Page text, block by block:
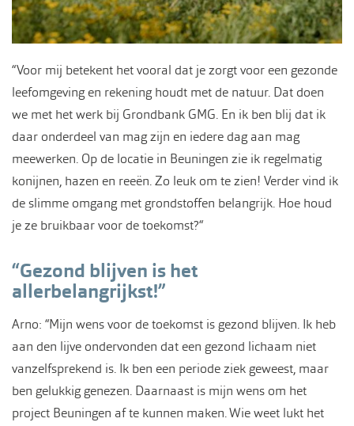
“Voor mij betekent het vooral dat je zorgt voor een gezonde
leefomgeving en rekening houdt met de natuur. Dat doen
we met het werk bij Grondbank GMG. En ik ben blij dat ik
daar onderdeel van mag zijn en iedere dag aan mag
meewerken. Op de locatie in Beuningen zie ik regelmatig
konijnen, hazen en reeën. Zo leuk om te zien! Verder vind ik
de slimme omgang met grondstoffen belangrijk. Hoe houd
je ze bruikbaar voor de toekomst?“
“Gezond blijven is het
allerbelangrijkst!”
Arno: “Mijn wens voor de toekomst is gezond blijven. Ik heb
aan den lijve ondervonden dat een gezond lichaam niet
vanzelfsprekend is. Ik ben een periode ziek geweest, maar
ben gelukkig genezen. Daarnaast is mijn wens om het
project Beuningen af te kunnen maken. Wie weet lukt het